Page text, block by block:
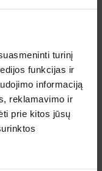
turinį
funkcijas ir
informaciją
reklamavimo ir
prie kitos jūsų
ATVERIA
METŲ
METŲ?